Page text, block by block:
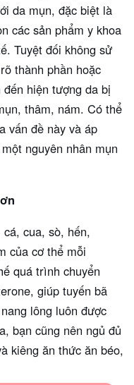
da mụn, đặc biệt là
các sản phẩm y khoa
Tuyệt đối không sử
thành phần hoặc
hiện tượng da bị
thâm, nám. Có thể
vấn đề này và áp
nguyên nhân mụn
cua, sò, hến,
của cơ thể mỗi
quá trình chuyển
giúp tuyến bã
lông luôn được
bạn cũng nên ngủ đủ
kiêng ăn thức ăn béo,